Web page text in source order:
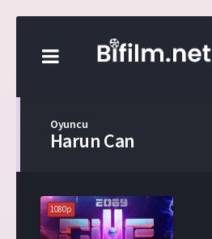
Oyuncu
Harun Can
1080p